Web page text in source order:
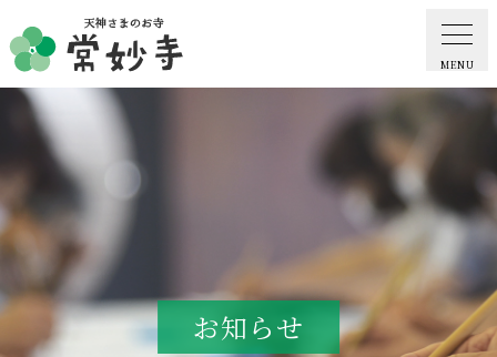
MENU
ホーム
常妙寺紹介
納骨堂・お墓
葬儀・供養・祈祷お知らせ